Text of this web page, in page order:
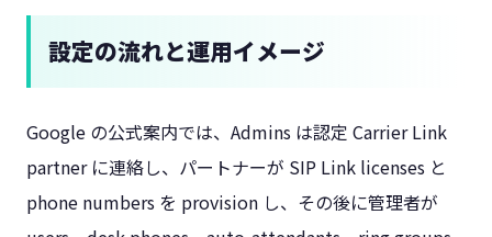
設定の流れと運用イメージ
Google の公式案内では、Admins は認定 Carrier Link
partner に連絡し、パートナーが SIP Link licenses と
phone numbers を provision し、その後に管理者が